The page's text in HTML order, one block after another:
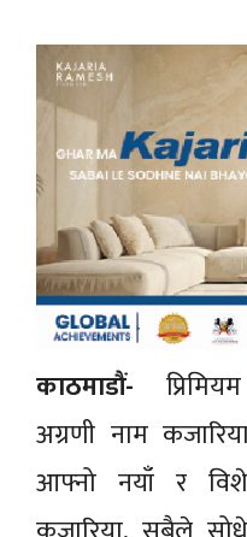
काठमाडौं-
अग्रणी नाम
आफ्नो नयाँ र